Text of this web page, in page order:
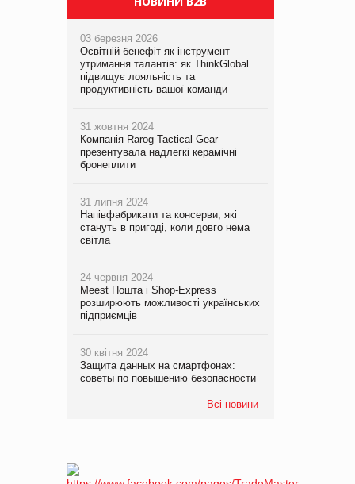
03 березня 2026
Освітній бенефіт як інструмент
утримання талантів: як ThinkGlobal
підвищує лояльність та
продуктивність вашої команди
31 жовтня 2024
Компанія Rarog Tactical Gear
презентувала надлегкі керамічні
бронеплити
31 липня 2024
Напівфабрикати та консерви, які
стануть в пригоді, коли довго нема
світла
24 червня 2024
Meest Пошта і Shop-Express
розширюють можливості українських
підприємців
30 квітня 2024
Защита данных на смартфонах:
советы по повышению безопасности
Всі новини